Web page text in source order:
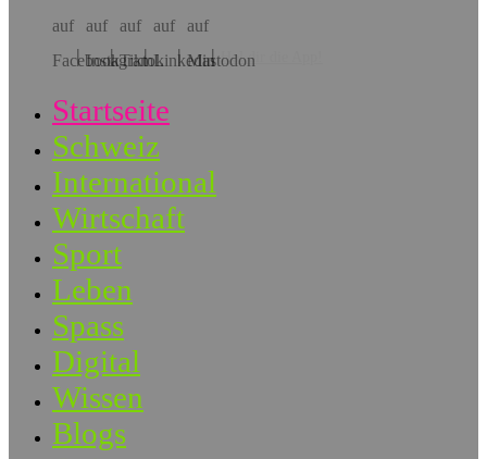
Hol dir die App!
Startseite
Schweiz
International
Wirtschaft
Sport
Leben
Spass
Digital
Wissen
Blogs